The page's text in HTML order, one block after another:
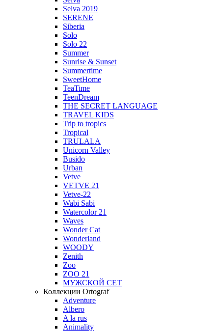
Selva 2019
SERENE
Siberia
Solo
Solo 22
Summer
Sunrise & Sunset
Summertime
SweetHome
TeaTime
TeenDream
THE SECRET LANGUAGE
TRAVEL KIDS
Trip to tropics
Tropical
TRULALA
Unicorn Valley
Busido
Urban
Vetve
VETVE 21
Vetve-22
Wabi Sabi
Watercolor 21
Waves
Wonder Cat
Wonderland
WOODY
Zenith
Zoo
ZOO 21
МУЖСКОЙ СЕТ
Коллекции Ortograf
Adventure
Albero
A la rus
Animality